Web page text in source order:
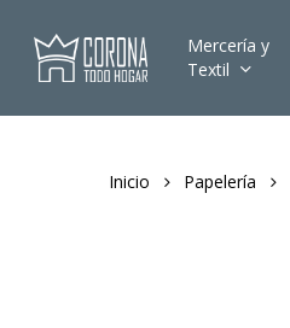
Mercería y
Textil
Inicio Papelería